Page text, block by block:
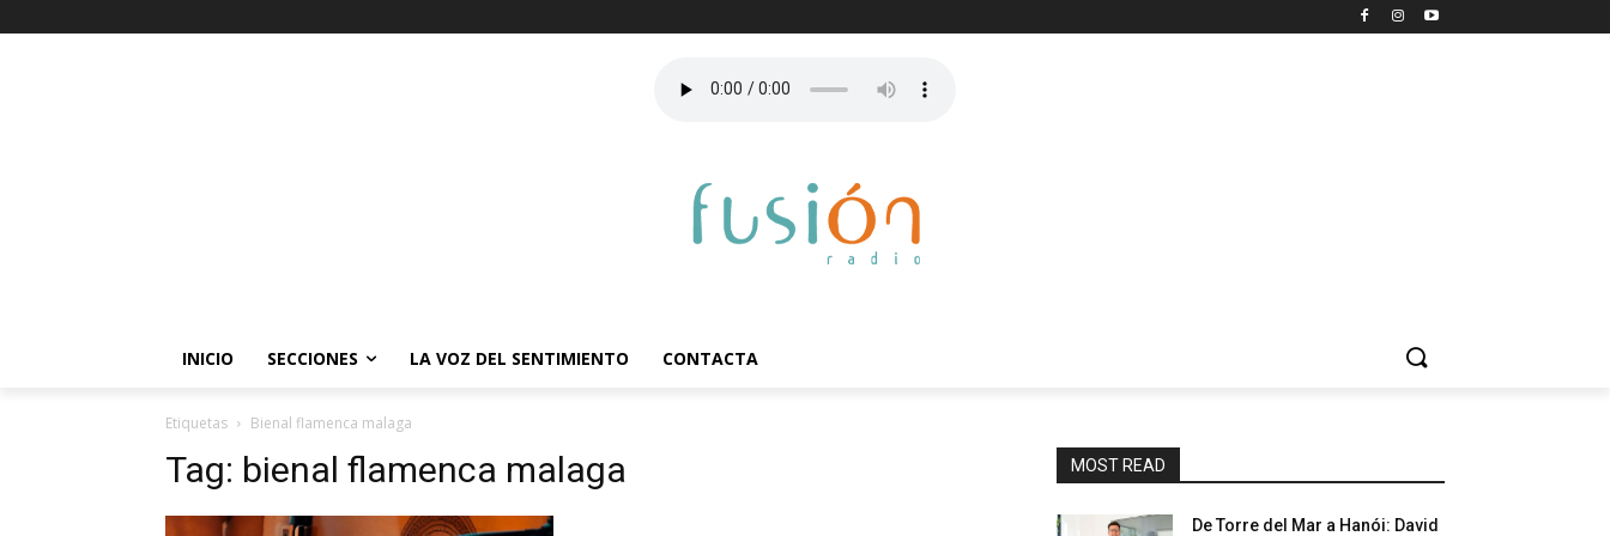
INICIO SECCIONES LA VOZ DEL SENTIMIENTO CONTACTA
Etiquetas Bienal flamenca malaga
Tag: bienal flamenca malaga MOST READ
De Torre del Mar a Hanói: David